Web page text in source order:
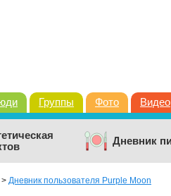
Группы Фото Видео
Дневник
> Дневник пользователя Purple Moon